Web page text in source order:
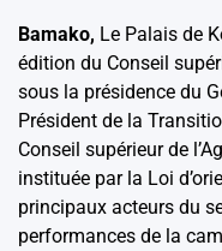
Bamako, Le Palais de
édition du Conseil
sous la présidence du
Président de la
Conseil supérieur de
instituée par la Loi
principaux acteurs du
performances de la